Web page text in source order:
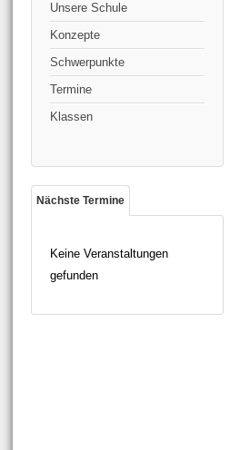
Unsere Schule
Konzepte
Schwerpunkte
Termine
Klassen
Nächste Termine
Keine Veranstaltungen
gefunden